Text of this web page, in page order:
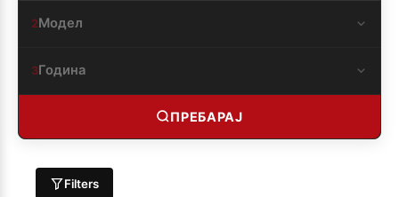
2Модел
3Година
ПРЕБАРАЈ
Filters